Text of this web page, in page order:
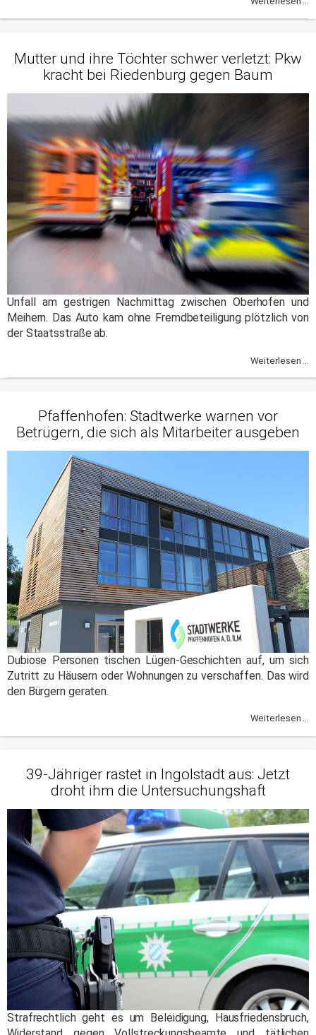
Mutter und ihre Töchter schwer verletzt: Pkw
kracht bei Riedenburg gegen Baum
Unfall am gestrigen Nachmittag zwischen Oberhofen und
Meihern. Das Auto kam ohne Fremdbeteiligung plötzlich von
der Staatsstraße ab.
Weiterlesen ...
Pfaffenhofen: Stadtwerke warnen vor
Betrügern, die sich als Mitarbeiter ausgeben
Dubiose Personen tischen Lügen-Geschichten auf, um sich
Zutritt zu Häusern oder Wohnungen zu verschaffen. Das wird
den Bürgern geraten.
Weiterlesen ...
39-Jähriger rastet in Ingolstadt aus: Jetzt
droht ihm die Untersuchungshaft
Strafrechtlich geht es um Beleidigung, Hausfriedensbruch,